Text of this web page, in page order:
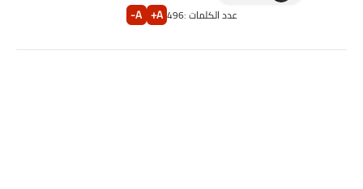
عدد الكلمات :496
A+
A-